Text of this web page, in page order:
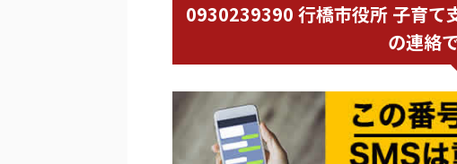
0930239390 行橋市役所 子育て
の連絡